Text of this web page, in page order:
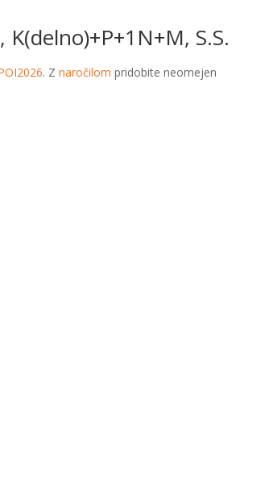
S.S.
. Z naročilom pridobite neomejen